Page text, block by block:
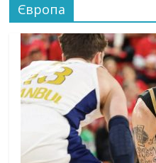
Європа